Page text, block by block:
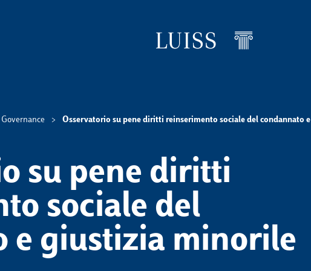
levels
Osservatorio su pene diritti reinserimento sociale del condannato e
su pene diritti
sociale del
e giustizia minorile